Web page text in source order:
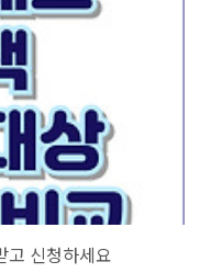
고 신청하세요